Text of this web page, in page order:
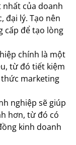
của doanh
đại lý. Tạo nên
cấp để tạo lòng
chính là một
từ đó tiết kiệm
marketing
nghiệp sẽ giúp
hơn, từ đó có
kinh doanh